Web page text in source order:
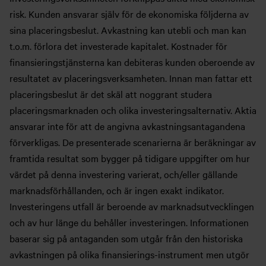
risk. Kunden ansvarar själv för de ekonomiska följderna av
sina placeringsbeslut. Avkastning kan utebli och man kan
t.o.m. förlora det investerade kapitalet. Kostnader för
finansieringstjänsterna kan debiteras kunden oberoende av
resultatet av placeringsverksamheten. Innan man fattar ett
placeringsbeslut är det skäl att noggrant studera
placeringsmarknaden och olika investeringsalternativ. Aktia
ansvarar inte för att de angivna avkastningsantagandena
förverkligas. De presenterade scenarierna är beräkningar av
framtida resultat som bygger på tidigare uppgifter om hur
värdet på denna investering varierat, och/eller gällande
marknadsförhållanden, och är ingen exakt indikator.
Investeringens utfall är beroende av marknadsutvecklingen
och av hur länge du behåller investeringen. Informationen
baserar sig på antaganden som utgår från den historiska
avkastningen på olika finansierings-instrument men utgör